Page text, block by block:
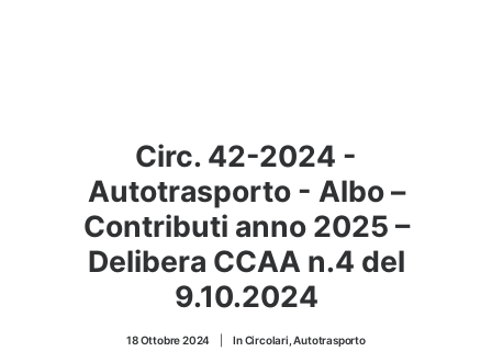
UNISCITI A NOI
CONVENZIONI
ASSOCIAZIONI TERRITORIALI
Circ. 42-2024 -
Autotrasporto - Albo –
Contributi anno 2025 –
Delibera CCAA n.4 del
9.10.2024
18 Ottobre 2024 InCircolari ,Autotrasporto